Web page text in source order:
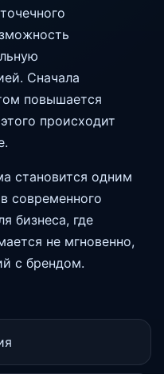
Сначала
повышается
происходит
становится одним
современного
бизнеса, где
не мгновенно,
с брендом.